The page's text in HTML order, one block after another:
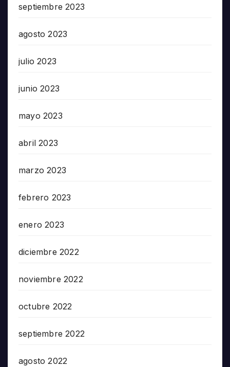
septiembre 2023
agosto 2023
julio 2023
junio 2023
mayo 2023
abril 2023
marzo 2023
febrero 2023
enero 2023
diciembre 2022
noviembre 2022
octubre 2022
septiembre 2022
agosto 2022